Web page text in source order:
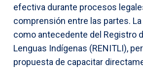
efectiva durante procesos
comprensión entre las partes.
como antecedente del Registro
Lenguas Indígenas (RENITLI),
propuesta de capacitar